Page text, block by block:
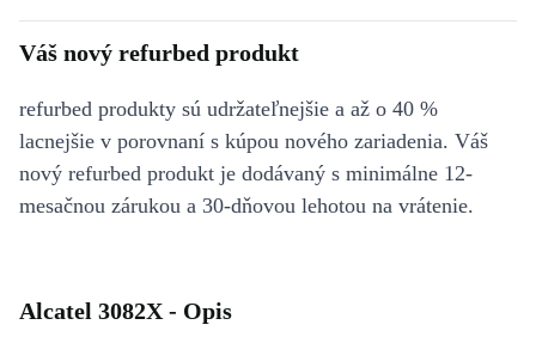
Váš nový refurbed produkt
refurbed produkty sú udržateľnejšie a až o 40 %
lacnejšie v porovnaní s kúpou nového zariadenia. Váš
nový refurbed produkt je dodávaný s minimálne 12-
mesačnou zárukou a 30-dňovou lehotou na vrátenie.
Alcatel 3082X - Opis